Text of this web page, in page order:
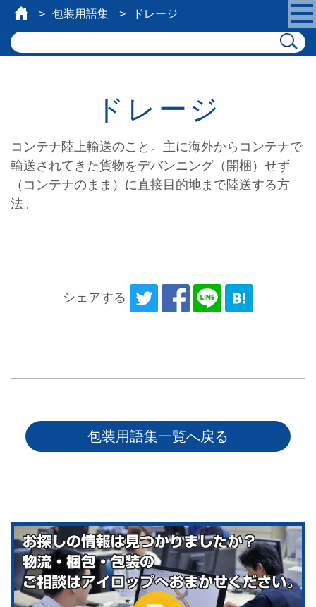
包装用語集 ドレージ
ドレージ
コンテナ陸上輸送のこと。主に海外からコンテナで
輸送されてきた貨物をデバンニング（開梱）せず
（コンテナのまま）に直接目的地まで陸送する方
法。
シェアする
包装用語集一覧へ戻る